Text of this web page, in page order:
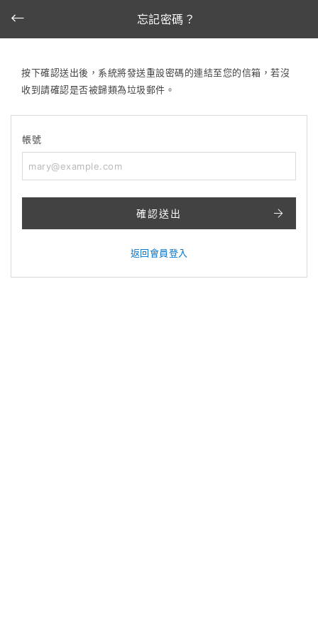
忘記密碼？
按下確認送出後，系統將發送重設密碼的連結至您的信箱，若沒
收到請確認是否被歸類為垃圾郵件。
帳號
確認送出
返回會員登入